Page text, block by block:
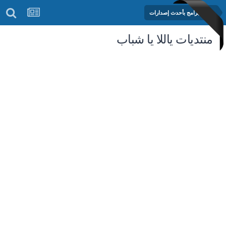
مكتبة البرامج بأحدث إصدارات
منتديات ياللا يا شباب